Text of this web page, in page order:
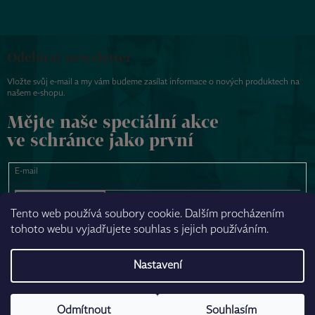
Tento web používá soubory cookie. Dalším procházením
tohoto webu vyjadřujete souhlas s jejich používáním.
Nastavení
Odmítnout Souhlasím
Odebírat newsletter
Vložte svůj e-mail a my vám budeme zasílat informace o nových produktech na
našem e-shopu.
Mějte naše speciální akce
ve schránce jako první
E-mail
NAPSAT ZPRÁVU